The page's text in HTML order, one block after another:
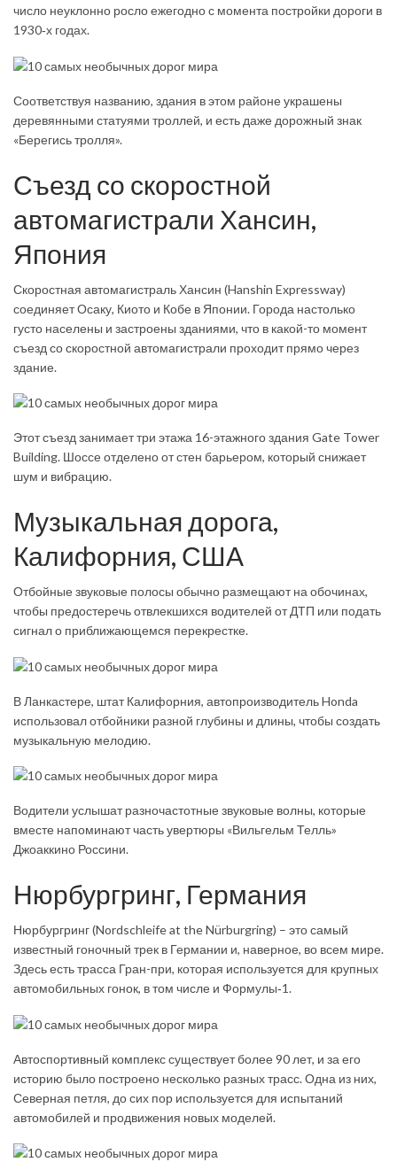
число неуклонно росло ежегодно с момента постройки дороги в
1930‑х годах.
Соответствуя названию, здания в этом районе украшены
деревянными статуями троллей, и есть даже дорожный знак
«Берегись тролля».
Съезд со скоростной
автомагистрали Хансин,
Япония
Скоростная автомагистраль Хансин (Han­shin Express­way)
соединяет Осаку, Киото и Кобе в Японии. Города настолько
густо населены и застроены зданиями, что в какой-то момент
съезд со скоростной автомагистрали проходит прямо через
здание.
Этот съезд занимает три этажа 16-этажного здания Gate Tow­er
Build­ing. Шоссе отделено от стен барьером, который снижает
шум и вибрацию.
Музыкальная дорога,
Калифорния, США
Отбойные звуковые полосы обычно размещают на обочинах,
чтобы предостеречь отвлекшихся водителей от ДТП или подать
сигнал о приближающемся перекрестке.
В Ланкастере, штат Калифорния, автопроизводитель Hon­da
использовал отбойники разной глубины и длины, чтобы создать
музыкальную мелодию.
Водители услышат разночастотные звуковые волны, которые
вместе напоминают часть увертюры «Вильгельм Телль»
Джоаккино Россини.
Нюрбургринг, Германия
Нюрбургринг (Nord­schleife at the Nür­bur­gring) – это самый
известный гоночный трек в Германии и, наверное, во всем мире.
Здесь есть трасса Гран-при, которая используется для крупных
автомобильных гонок, в том числе и Формулы‑1.
Автоспортивный комплекс существует более 90 лет, и за его
историю было построено несколько разных трасс. Одна из них,
Северная петля, до сих пор используется для испытаний
автомобилей и продвижения новых моделей.